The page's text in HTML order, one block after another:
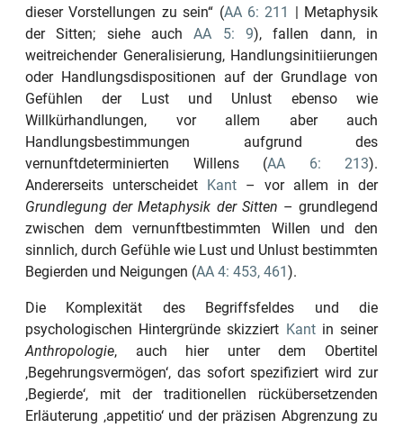
dieser Vorstellungen zu sein“ (AA 6: 211 | Metaphysik
der Sitten; siehe auchAA 5: 9), fallen dann, in
weitreichender Generalisierung, Handlungsinitiierungen
oder Handlungsdispositionen auf der Grundlage von
Gefühlen der Lust und Unlust ebenso wie
Willkürhandlungen, vor allem aber auch
Handlungsbestimmungen aufgrund des
vernunftdeterminierten Willens (AA 6: 213).
Andererseits unterscheidet Kant – vor allem in der
Grundlegung der Metaphysik der Sitten – grundlegend
zwischen dem vernunftbestimmten Willen und den
sinnlich, durch Gefühle wie Lust und Unlust bestimmten
Begierden und Neigungen (AA 4: 453, 461).
Die Komplexität des Begriffsfeldes und die
psychologischen Hintergründe skizziert Kantin seiner
Anthropologie, auch hier unter dem Obertitel
‚Begehrungsvermögen‘, das sofort spezifiziert wird zur
‚Begierde‘, mit der traditionellen rückübersetzenden
Erläuterung ‚appetitio‘und der präzisen Abgrenzung zu